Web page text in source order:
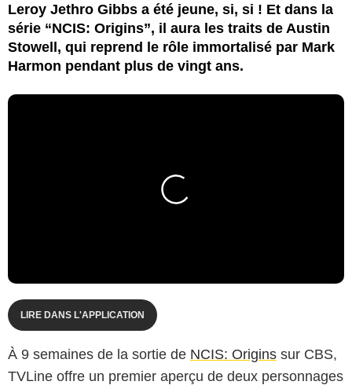
Leroy Jethro Gibbs a été jeune, si, si ! Et dans la
série “NCIS: Origins”, il aura les traits de Austin
Stowell, qui reprend le rôle immortalisé par Mark
Harmon pendant plus de vingt ans.
LIRE DANS L'APPLICATION
À 9 semaines de la sortie de NCIS: Origins sur CBS,
TVLine offre un premier aperçu de deux personnages